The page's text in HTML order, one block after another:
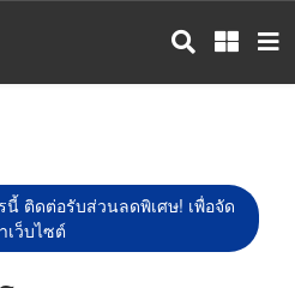
นี้ ติดต่อรับส่วนลดพิเศษ! เพื่อจัด
เว็บไซต์